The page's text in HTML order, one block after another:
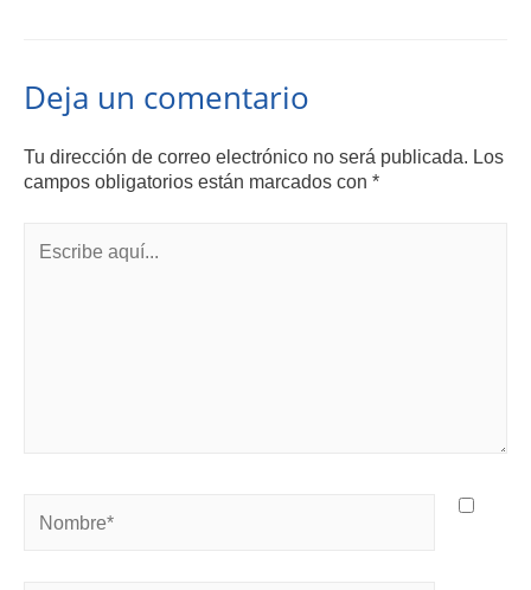
Deja un comentario
Tu dirección de correo electrónico no será publicada. Los
campos obligatorios están marcados con *